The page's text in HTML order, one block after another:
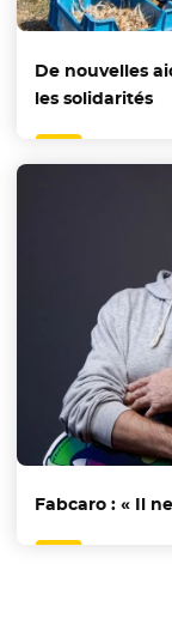
De nouvelles
les solidarités
Fabcaro : « Il